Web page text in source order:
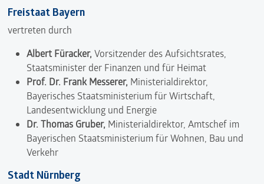
Freistaat Bayern
vertreten durch
Albert Füracker, Vorsitzender des Aufsichtsrates,
Staatsminister der Finanzen und für Heimat
Prof. Dr. Frank Messerer, Ministerialdirektor,
Bayerisches Staatsministerium für Wirtschaft,
Landesentwicklung und Energie
Dr. Thomas Gruber, Ministerialdirektor, Amtschef im
Bayerischen Staatsministerium für Wohnen, Bau und
Verkehr
Stadt Nürnberg